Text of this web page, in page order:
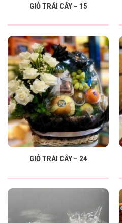
GIỎ TRÁI CÂY – 15
GIỎ TRÁI CÂY – 24